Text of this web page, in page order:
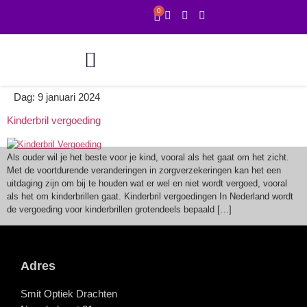
0
Dag: 9 januari 2024
Kinderbril vergoeding
Als ouder wil je het beste voor je kind, vooral als het gaat om het zicht.
Met de voortdurende veranderingen in zorgverzekeringen kan het een
uitdaging zijn om bij te houden wat er wel en niet wordt vergoed, vooral
als het om kinderbrillen gaat. Kinderbril vergoedingen In Nederland wordt
de vergoeding voor kinderbrillen grotendeels bepaald […]
Adres
Smit Optiek Drachten